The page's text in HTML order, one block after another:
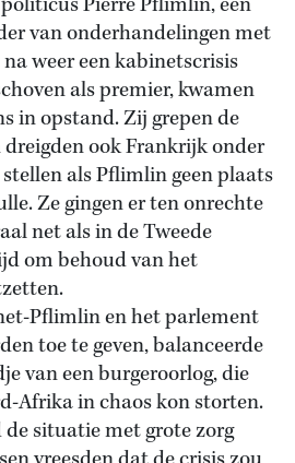
van onderhandelingen met
weer een kabinetscrisis
als premier, kwamen
in opstand. Zij grepen de
ook Frankrijk onder
als Pflimlin geen plaats
Ze gingen er ten onrechte
net als in de Tweede
om behoud van het
Pflimlin en het parlement
toe te geven, balanceerde
van een burgeroorlog, die
Afrika in chaos kon storten.
de situatie met grote zorg